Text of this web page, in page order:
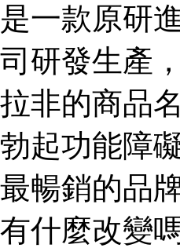
是一款原研
司研發生產
拉非的商品
勃起功能障
最暢銷的品
有什麼改變